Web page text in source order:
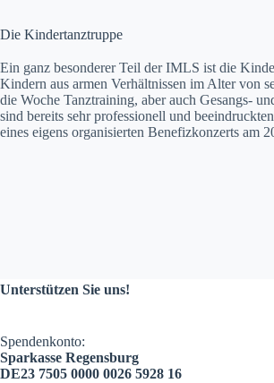
Die Kindertanztruppe
Ein ganz beson­der­er Teil der IMLS ist die
Kindern aus armen Ver­hält­nis­sen im Alter von
die Woche Tanz­train­ing, aber auch Gesangs-
sind bere­its sehr pro­fes­sionell und
eines eigens organ­isierten Bene­fizkonz­erts am
Unterstützen Sie uns!
Spendenkonto:
Sparkasse Regensburg
DE23 7505 0000 0026 5928 16